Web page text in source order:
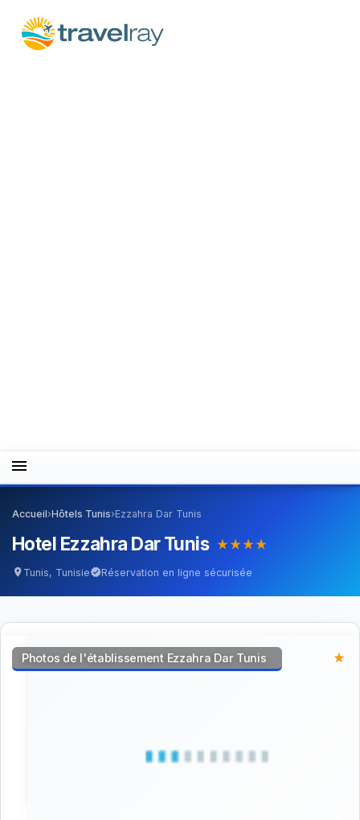
menu
Accueil›Hôtels Tunis›Ezzahra Dar Tunis
Hotel Ezzahra Dar Tunis star_ratestar_ratestar_ratestar_rate
location_on Tunis, TunisieverifiedRéservation en ligne sécurisée
Photos de l'établissement Ezzahra Dar Tunis star_rate
star_rate
star_rate
star_rate